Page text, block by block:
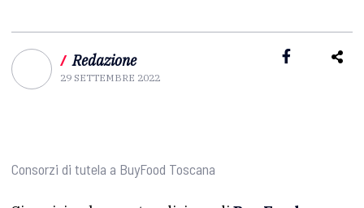
/ Redazione
29 SETTEMBRE 2022
Consorzi di tutela a BuyFood Toscana